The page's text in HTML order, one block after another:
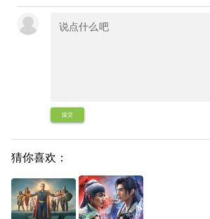
提交
猜你喜欢：